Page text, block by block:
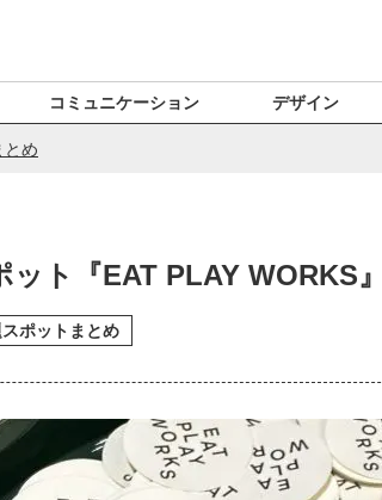
コミュニケーション デザイン
とめ
ット『EAT PLAY WORKS
ポットまとめ